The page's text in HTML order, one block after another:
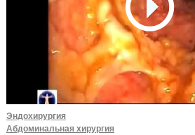
Эндохирургия
Абдоминальная хирургия